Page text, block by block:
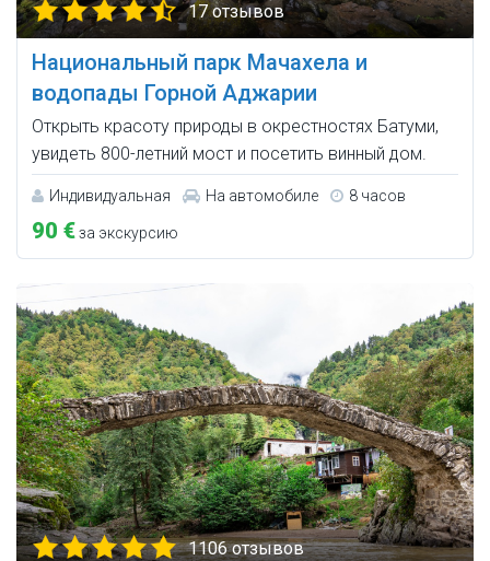
17 отзывов
Национальный парк Мачахела и
водопады Горной Аджарии
Открыть красоту природы в окрестностях Батуми,
увидеть 800-летний мост и посетить винный дом.
Индивидуальная На автомобиле 8 часов
90 €за экскурсию
1106 отзывов